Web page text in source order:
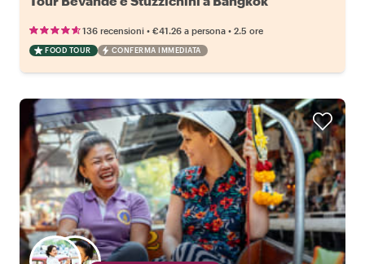
136 recensioni • €41.26 a persona • 2.5 ore
FOOD TOUR CONFERMA IMMEDIATA